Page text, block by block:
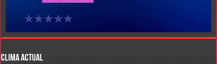
CLIMA ACTUAL